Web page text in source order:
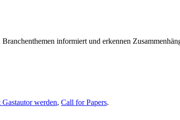
informiert und erkennen
Gastautor werden, Call for Papers.